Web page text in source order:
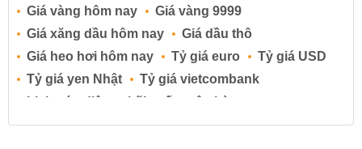
Giá vàng hôm nay
Giá vàng 9999
Giá xăng dầu hôm nay
Giá dầu thô
Giá heo hơi hôm nay
Tỷ giá euro
Tỷ giá USD
Tỷ giá yen Nhật
Tỷ giá vietcombank
Lịch cúp điện
Lãi suất ngân hàng
Lãi suất tiết kiệm
Lãi suất tiền gửi